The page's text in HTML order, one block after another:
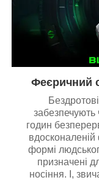
Феєричний
забезпечують
годин
формі
призначені
носіння. І,